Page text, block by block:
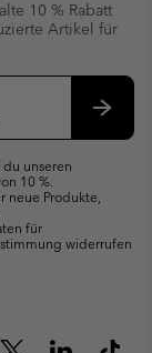
10 % Rabatt
Artikel für
unseren
10 %.
Produkte,
für
widerrufen